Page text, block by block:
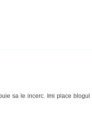
sa le incerc. Imi place blogul